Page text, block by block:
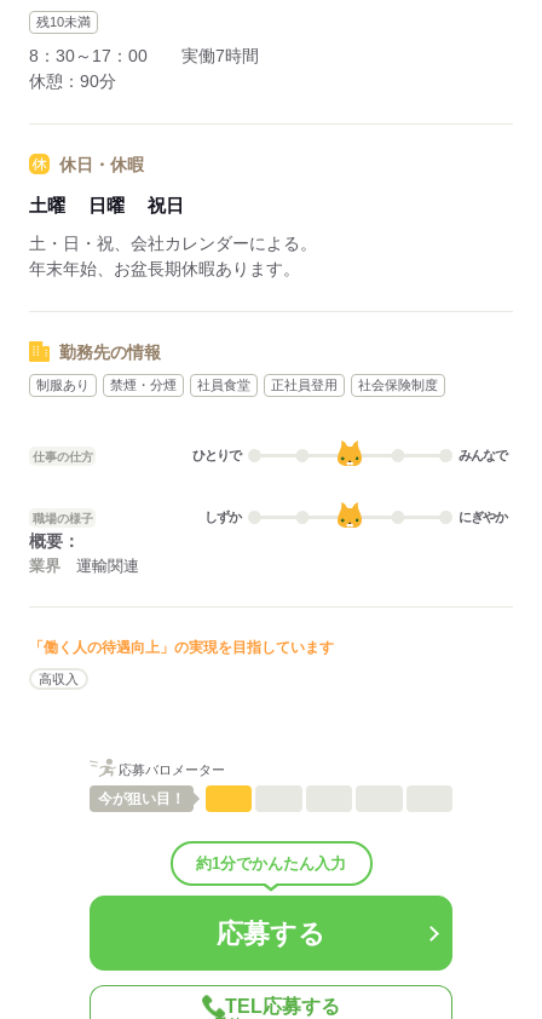
残10未満
8：30～17：00 実働7時間
休憩：90分
休日・休暇
土曜 日曜 祝日
土・日・祝、会社カレンダーによる。
年末年始、お盆長期休暇あります。
勤務先の情報
制服あり 禁煙・分煙 社員食堂 正社員登用 社会保険制度
仕事の仕方 ひとりで みんなで
職場の様子 しずか にぎやか
概要：
業界 運輸関連
「働く人の待遇向上」の実現を目指しています
高収入
応募バロメーター
今が狙い目！
約1分でかんたん入力
応募する
TEL応募する